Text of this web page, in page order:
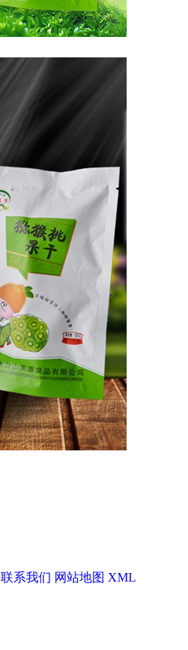
联系我们 网站地图 XML